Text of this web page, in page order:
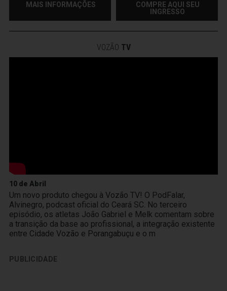
MAIS INFORMAÇÕES
COMPRE AQUI SEU
INGRESSO
VOZÃO TV
10 de Abril
Um novo produto chegou à Vozão TV! O PodFalar,
Alvinegro, podcast oficial do Ceará SC. No terceiro
episódio, os atletas João Gabriel e Melk comentam sobre
a transição da base ao profissional, a integração existente
entre Cidade Vozão e Porangabuçu e o m
PUBLICIDADE